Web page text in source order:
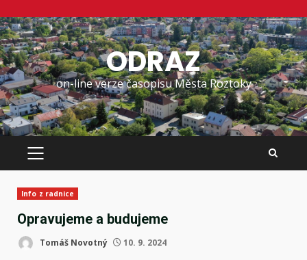
Skip
to
content
ODRAZ
on-line verze časopisu Města Roztoky
PRIMARY
Info z radnice
Opravujeme a budujeme
Tomáš Novotný 10. 9. 2024